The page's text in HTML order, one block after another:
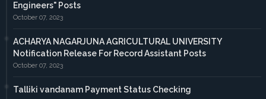
Engineers" Posts
October 07, 2023
ACHARYA NAGARJUNA AGRICULTURAL UNIVERSITY
Notification Release For Record Assistant Posts
October 07, 2023
Talliki vandanam Payment Status Checking